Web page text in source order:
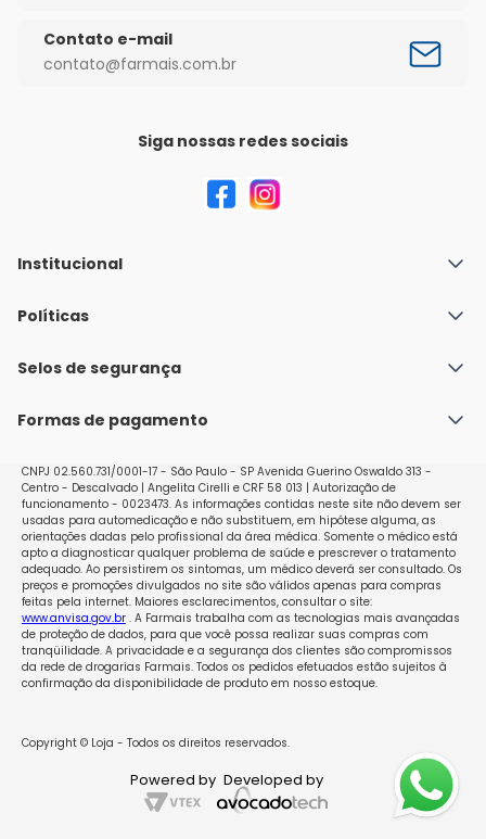
Contato e-mail
contato@farmais.com.br
Siga nossas redes sociais
Institucional
Quem Somos
Nossas lojas
Políticas
Política de Envio
Políticas de Trocas e Devoluções
Selos de segurança
Formas de pagamento
CNPJ 02.560.731/0001-17 - São Paulo - SP Avenida Guerino Oswaldo 313 -
Centro - Descalvado | Angelita Cirelli e CRF 58 013 | Autorização de
funcionamento - 0023473. As informações contidas neste site não devem ser
usadas para automedicação e não substituem, em hipótese alguma, as
orientações dadas pelo profissional da área médica. Somente o médico está
apto a diagnosticar qualquer problema de saúde e prescrever o tratamento
adequado. Ao persistirem os sintomas, um médico deverá ser consultado. Os
preços e promoções divulgados no site são válidos apenas para compras
feitas pela internet. Maiores esclarecimentos, consultar o site:
www.anvisa.gov.br. A Farmais trabalha com as tecnologias mais avançadas
de proteção de dados, para que você possa realizar suas compras com
tranqüilidade. A privacidade e a segurança dos clientes são compromissos
da rede de drogarias Farmais. Todos os pedidos efetuados estão sujeitos à
confirmação da disponibilidade de produto em nosso estoque.
Copyright © Loja - Todos os direitos reservados.
Powered by Developed by